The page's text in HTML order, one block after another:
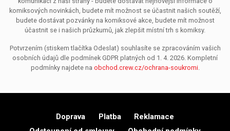
komiksových novinkách, budete mít možnost se účastnit našich soutěží,
budete dostávat pozvánky na komiksové akce, budete mít možnost
účastnit se i našich průzkumů, jak zlepšit místní trh s komiksy.
Potvrzením (stiskem tlačítka Odeslat) souhlasíte se zpracováním vašich
osobních údajů dle podmínek GDPR platných od 1. 4. 2026. Kompletní
podmínky najdete na obchod.crew.cz/ochrana-soukromi.
Doprava Platba
Reklamace